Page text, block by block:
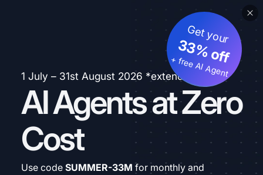
1 July – 31st August 2026 *extended
AI Agents at Zero
Cost
Get your
33% off
+ free AI Agent
Use code SUMMER-33M for monthly and